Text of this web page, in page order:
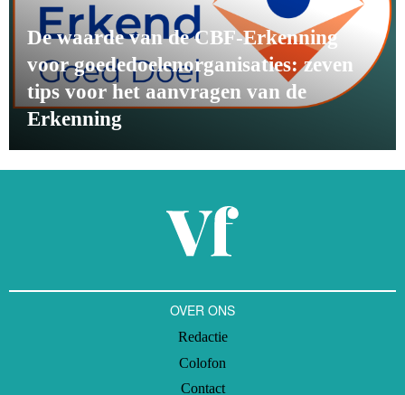
De waarde van de CBF-Erkenning
voor goededoelenorganisaties: zeven
tips voor het aanvragen van de
Erkenning
OVER ONS
Redactie
Colofon
Contact